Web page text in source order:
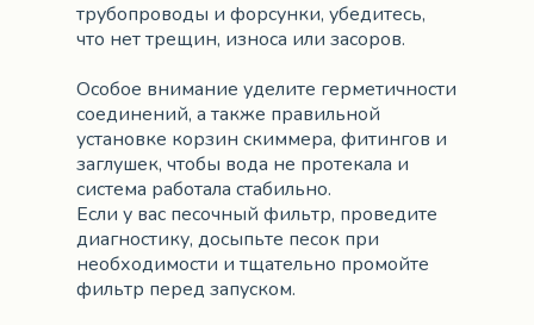
трубопроводы и форсунки, убедитесь,
что нет трещин, износа или засоров.
Особое внимание уделите герметичности
соединений, а также правильной
установке корзин скиммера, фитингов и
заглушек, чтобы вода не протекала и
система работала стабильно.
Если у вас песочный фильтр, проведите
диагностику, досыпьте песок при
необходимости и тщательно промойте
фильтр перед запуском.